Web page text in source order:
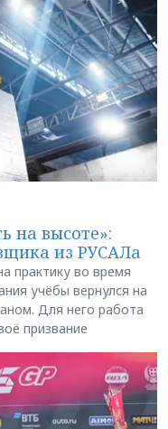
на высоте»:
из РУСАЛа
практику во время
учёбы вернулся на
Для него работа
призвание